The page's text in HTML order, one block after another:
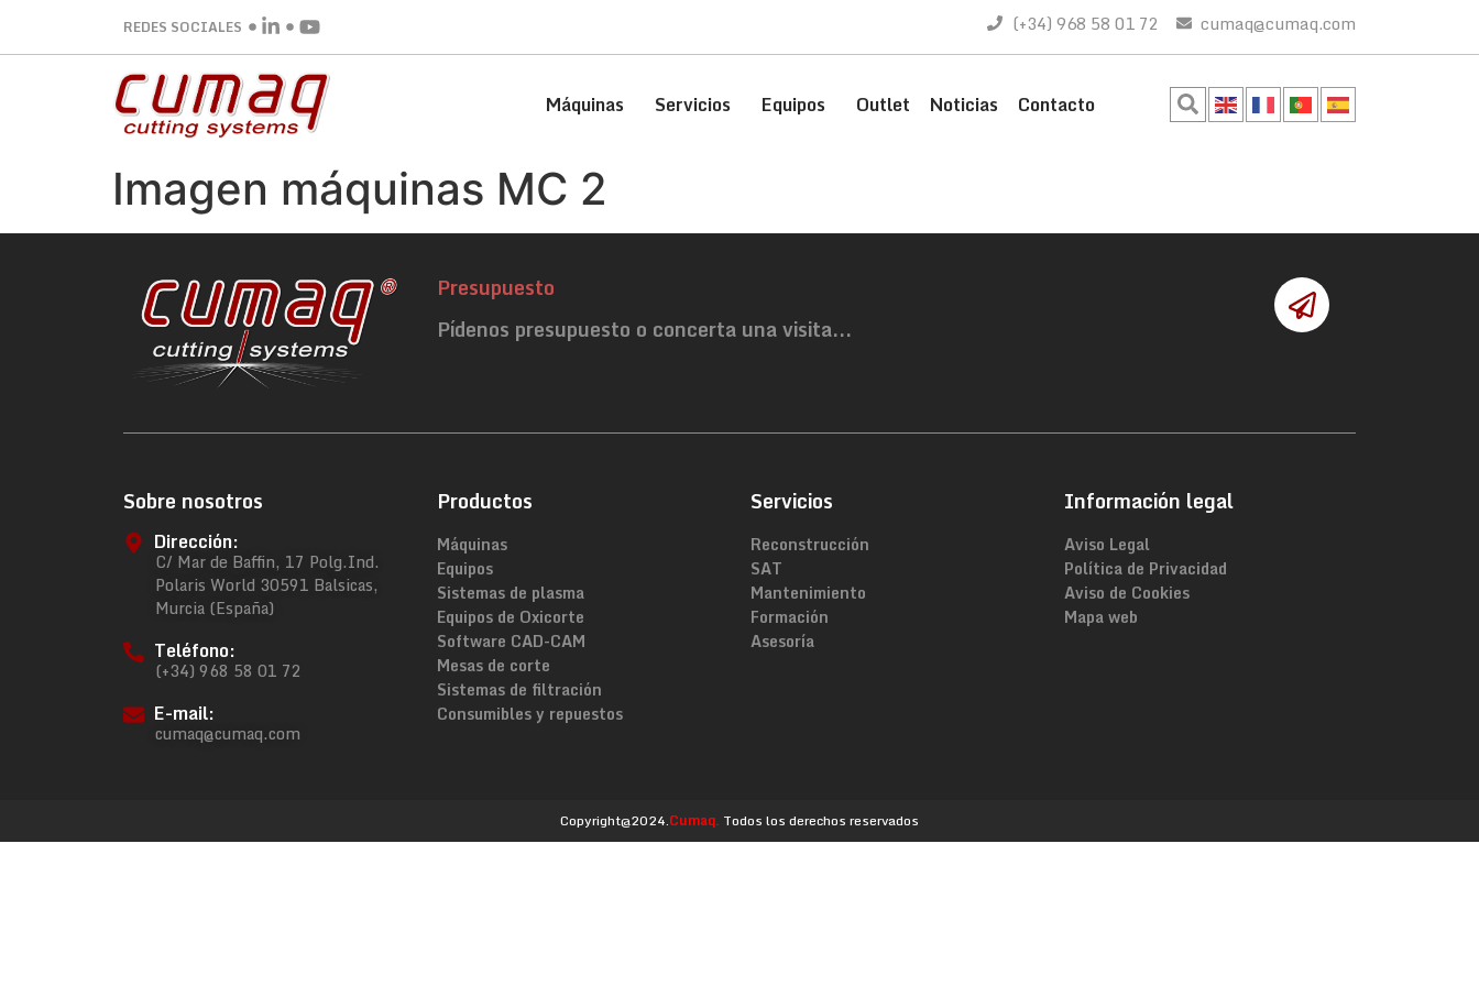
REDES SOCIALES (+34) 968 58 01 72 cumaq@cumaq.com
Máquinas Servicios Equipos Outlet Noticias Contacto
Imagen máquinas MC 2
Presupuesto
Pídenos presupuesto o concerta una visita...
Sobre nosotros
Dirección:
C/ Mar de Baffin, 17 Polg.Ind.
Polaris World 30591 Balsicas,
Murcia (España)
Teléfono:
(+34) 968 58 01 72
E-mail:
cumaq@cumaq.com
Productos
Máquinas
Equipos
Sistemas de plasma
Equipos de Oxicorte
Software CAD-CAM
Mesas de corte
Sistemas de filtración
Consumibles y repuestos
Servicios
Reconstrucción
SAT
Mantenimiento
Formación
Asesoría
Información legal
Aviso Legal
Política de Privacidad
Aviso de Cookies
Mapa web
Copyright@2024.Cumaq. Todos los derechos reservados